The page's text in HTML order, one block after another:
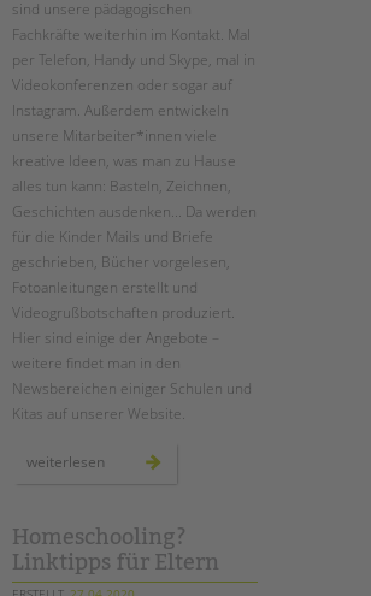
TANDEM BTL AKADEMIE
Zertfikatskurse
Seminarkalender
Seminarräume
STADTTEILARBEIT
PROFIL | LEITBILD
Bereiche im Überblick
Kinder- und Jugendschutz
Unsere Videos
Gesellschafter VdK
schoolcoach BTL
Stellenangebote
tandem als Arbeitgeberin
sind unsere pädagogischen
Fachkräfte weiterhin im Kontakt. Mal
per Telefon, Handy und Skype, mal in
Videokonferenzen oder sogar auf
Instagram. Außerdem entwickeln
unsere Mitarbeiter*innen viele
kreative Ideen, was man zu Hause
alles tun kann: Basteln, Zeichnen,
Geschichten ausdenken... Da werden
für die Kinder Mails und Briefe
geschrieben, Bücher vorgelesen,
Fotoanleitungen erstellt und
Videogrußbotschaften produziert.
Hier sind einige der Angebote –
weitere findet man in den
Newsbereichen einiger Schulen und
Kitas auf unserer Website.
weiterlesen
bleiben
auch
online!
Homeschooling?
Linktipps für Eltern